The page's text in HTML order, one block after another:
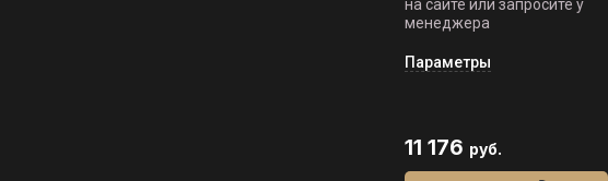
на сайте или запросите у
менеджера
Параметры
11 176 руб.